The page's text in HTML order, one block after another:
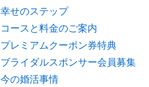
幸せのステップ
コースと料金のご案内
プレミアムクーポン券特典
ブライダルスポンサー会員募集
今の婚活事情